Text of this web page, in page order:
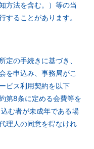
方法を含む。）等の当
することがあります。
定の手続きに基づき、
を申込み、事務局がこ
ビス利用契約を以下
第8条に定める会費等を
む者が未成年である場
理人の同意を得なけれ